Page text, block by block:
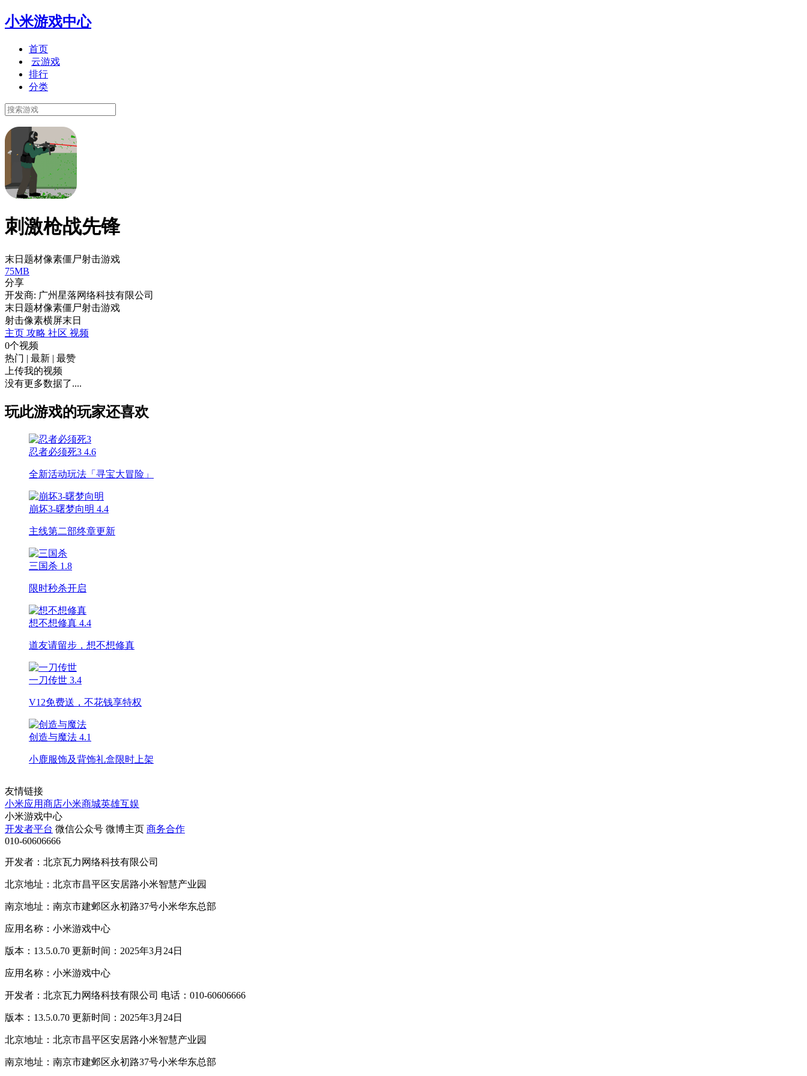
小米游戏中心
首页
云游戏
排行
分类
刺激枪战先锋
末日题材像素僵尸射击游戏
75MB
分享
开发商: 广州星落网络科技有限公司
末日题材像素僵尸射击游戏
射击像素横屏末日
主页 攻略 社区 视频
0个视频
热门 | 最新 | 最赞
上传我的视频
没有更多数据了....
玩此游戏的玩家还喜欢
忍者必须死3 4.6
全新活动玩法「寻宝大冒险」
崩坏3-曙梦向明 4.4
主线第二部终章更新
三国杀 1.8
限时秒杀开启
想不想修真 4.4
道友请留步，想不想修真
一刀传世 3.4
V12免费送，不花钱享特权
创造与魔法 4.1
小鹿服饰及背饰礼盒限时上架
友情链接
小米应用商店小米商城英雄互娱
小米游戏中心
开发者平台 微信公众号 微博主页 商务合作
010-60606666
开发者：北京瓦力网络科技有限公司
北京地址：北京市昌平区安居路小米智慧产业园
南京地址：南京市建邺区永初路37号小米华东总部
应用名称：小米游戏中心
版本：13.5.0.70 更新时间：2025年3月24日
应用名称：小米游戏中心
开发者：北京瓦力网络科技有限公司 电话：010-60606666
版本：13.5.0.70 更新时间：2025年3月24日
北京地址：北京市昌平区安居路小米智慧产业园
南京地址：南京市建邺区永初路37号小米华东总部